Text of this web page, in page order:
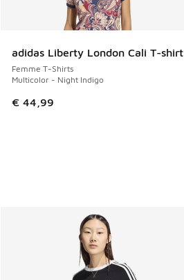
adidas Liberty London Cali T-shirt
Femme T-Shirts
Multicolor - Night Indigo
€ 44,99